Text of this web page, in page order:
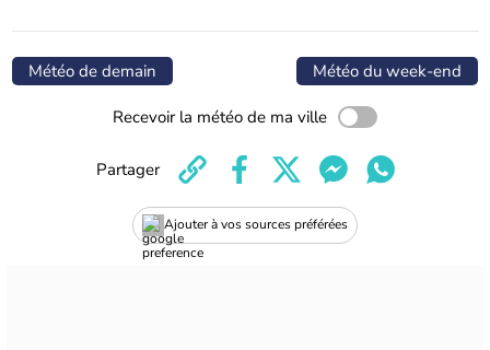
Météo de demain Météo du week-end
Recevoir la météo de ma ville
Ajouter à vos sources préférées
Partager